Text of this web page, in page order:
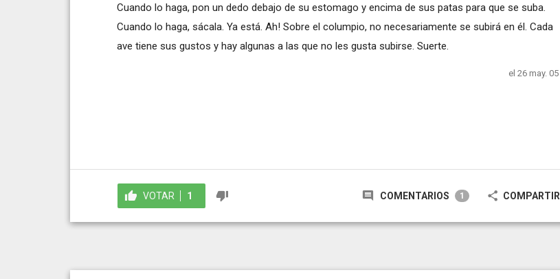
Cuando lo haga, pon un dedo debajo de su estomago y encima de sus patas para que se suba.
Cuando lo haga, sácala. Ya está. Ah! Sobre el columpio, no necesariamente se subirá en él. Cada
ave tiene sus gustos y hay algunas a las que no les gusta subirse. Suerte.
el 26 may. 05
VOTAR 1 COMENTARIOS 1 COMPARTIR